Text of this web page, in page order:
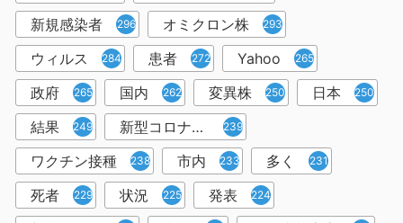
新規感染者 296 オミクロン株 293
ウィルス 284 患者 272 Yahoo 265
政府 265 国内 262 変異株 250 日本 250
結果 249 新型コロナウイルスワクチン 239
ワクチン接種 238 市内 233 多く 231
死者 229 状況 225 発表 224